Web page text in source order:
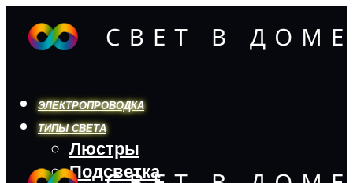
ЭЛЕКТРОПРОВОДКА
ТИПЫ СВЕТА
Люстры
Подсветка